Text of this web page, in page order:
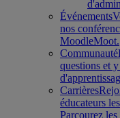
Événements
nos
MoodleMoot.
Communauté
questions et
Carrières
éducateurs
Parcourez